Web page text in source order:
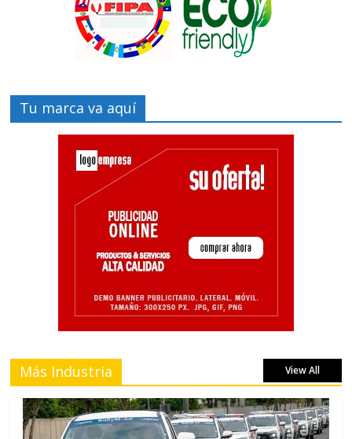
Tu marca va aquí
Más Industria View All